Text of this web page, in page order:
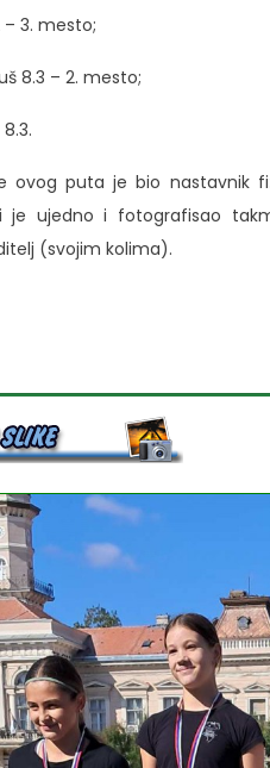
– 3. mesto;
8.3 – 2. mesto;
ovog puta je bio nastavnik
je ujedno i fotografisao
(svojim kolima).